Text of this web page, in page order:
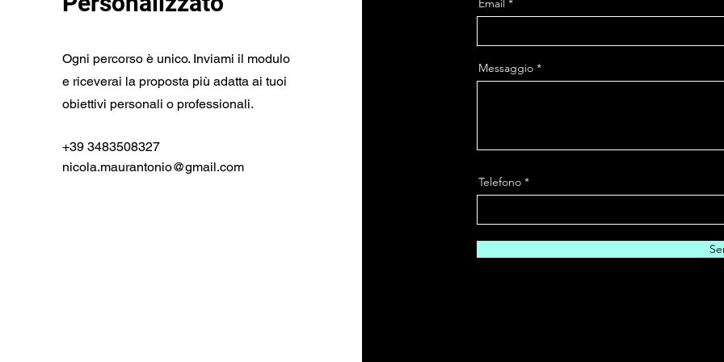
Ogni percorso è unico. Inviami il modulo
e riceverai la proposta più adatta ai tuoi
obiettivi personali o professionali.
+39 3483508327
nicola.maurantonio@gmail.com
Email
Messaggio
Telefono